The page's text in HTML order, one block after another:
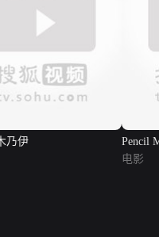
乃伊
Pencil
电影